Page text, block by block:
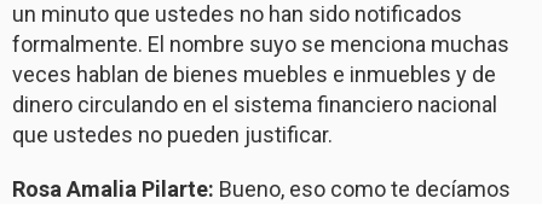
un minuto que ustedes no han sido notificados
formalmente. El nombre suyo se menciona muchas
veces hablan de bienes muebles e inmuebles y de
dinero circulando en el sistema financiero nacional
que ustedes no pueden justificar.
Rosa Amalia Pilarte: Bueno, eso como te decíamos